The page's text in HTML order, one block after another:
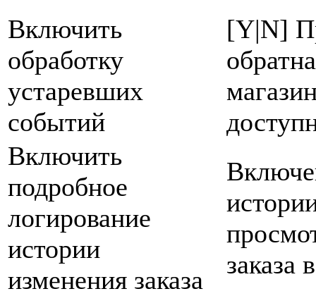
Включить
обработку
устаревших
событий
[Y|N]
Включить
подробное
логирование
истории
изменения заказа
заказа